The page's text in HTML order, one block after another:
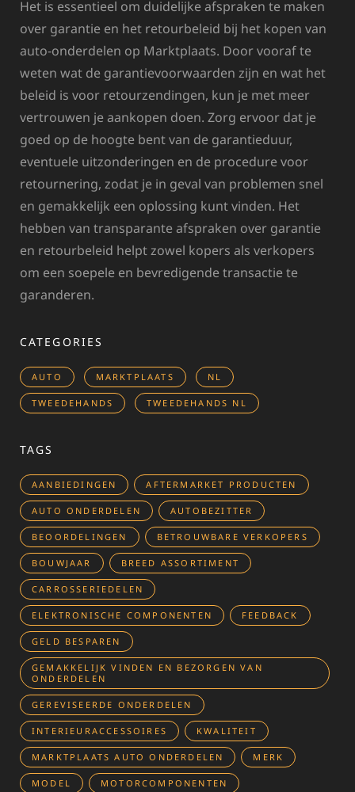
Het is essentieel om duidelijke afspraken te maken
over garantie en het retourbeleid bij het kopen van
auto-onderdelen op Marktplaats. Door vooraf te
weten wat de garantievoorwaarden zijn en wat het
beleid is voor retourzendingen, kun je met meer
vertrouwen je aankopen doen. Zorg ervoor dat je
goed op de hoogte bent van de garantieduur,
eventuele uitzonderingen en de procedure voor
retournering, zodat je in geval van problemen snel
en gemakkelijk een oplossing kunt vinden. Het
hebben van transparante afspraken over garantie
en retourbeleid helpt zowel kopers als verkopers
om een soepele en bevredigende transactie te
garanderen.
CATEGORIES
AUTO MARKTPLAATS NL
TWEEDEHANDS TWEEDEHANDS NL
TAGS
AANBIEDINGEN AFTERMARKET PRODUCTEN
AUTO ONDERDELEN AUTOBEZITTER
BEOORDELINGEN BETROUWBARE VERKOPERS
BOUWJAAR BREED ASSORTIMENT
CARROSSERIEDELEN
ELEKTRONISCHE COMPONENTEN FEEDBACK
GELD BESPAREN
GEMAKKELIJK VINDEN EN BEZORGEN VAN
ONDERDELEN
GEREVISEERDE ONDERDELEN
INTERIEURACCESSOIRES KWALITEIT
MARKTPLAATS AUTO ONDERDELEN MERK
MODEL MOTORCOMPONENTEN